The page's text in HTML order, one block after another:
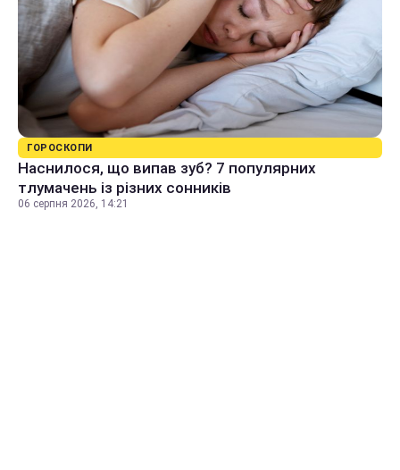
ГОРОСКОПИ
Наснилося, що випав зуб? 7 популярних
тлумачень із різних сонників
06 серпня 2026, 14:21